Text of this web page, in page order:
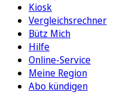
Kiosk
Vergleichsrechner
Bütz Mich
Hilfe
Online-Service
Meine Region
Abo kündigen